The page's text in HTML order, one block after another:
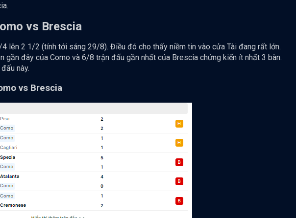
vs Brescia
lên 2 1/2 (tính tới sáng 29/8). Điều đó cho thấy niềm tin vào cửa Tài đang rất lớn.
gần đây của Como và 6/8 trận đấu gần nhất của Brescia chứng kiến ít nhất 3 bàn.
này.
vs Brescia